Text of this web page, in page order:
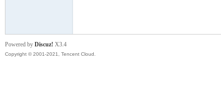
Powered by Discuz! X3.4
Copyright © 2001-2021, Tencent Cloud.